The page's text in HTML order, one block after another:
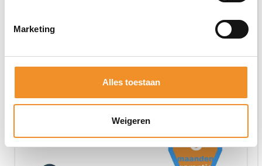
Marketing
Alles toestaan
Weigeren